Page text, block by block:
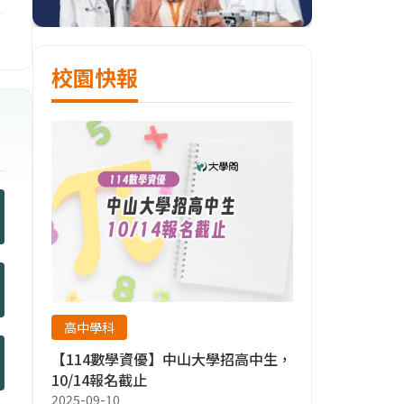
校園快報
高中學科
【114數學資優】中山大學招高中生，
10/14報名截止
2025-09-10